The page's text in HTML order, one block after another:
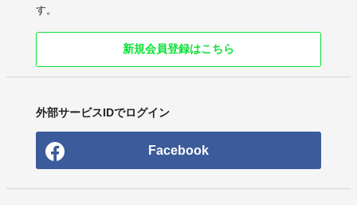
す。
新規会員登録はこちら
外部サービスIDでログイン
Facebook